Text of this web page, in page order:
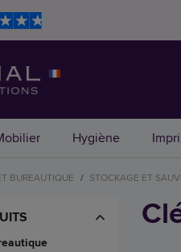
Hygiène
BUREAUTIQUE / STOCKAGE ET